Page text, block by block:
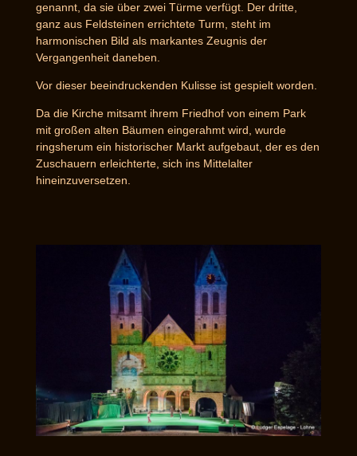
genannt, da sie über zwei Türme verfügt. Der dritte,
ganz aus Feldsteinen errichtete Turm, steht im
harmonischen Bild als markantes Zeugnis der
Vergangenheit daneben.
Vor dieser beeindruckenden Kulisse ist gespielt worden.
Da die Kirche mitsamt ihrem Friedhof von einem Park
mit großen alten Bäumen eingerahmt wird, wurde
ringsherum ein historischer Markt aufgebaut, der es den
Zuschauern erleichterte, sich ins Mittelalter
hineinzuversetzen.